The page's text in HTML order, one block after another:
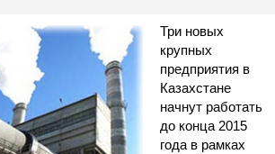
Три новых
крупных
предприятия в
Казахстане
начнут работать
до конца 2015
года в рамках